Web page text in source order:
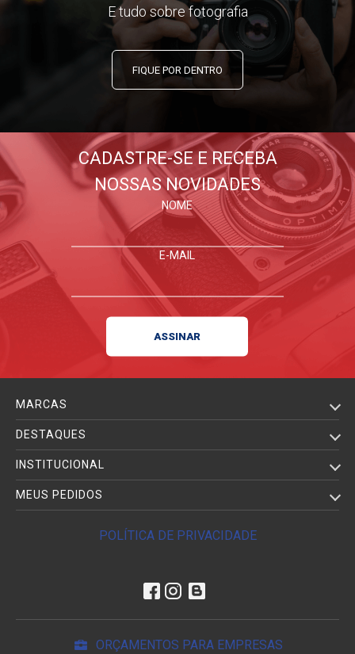
E tudo sobre fotografia
FIQUE POR DENTRO
CADASTRE-SE E RECEBA
NOSSAS NOVIDADES
NOME
E-MAIL
MARCAS
DESTAQUES
INSTITUCIONAL
MEUS PEDIDOS
POLÍTICA DE PRIVACIDADE
ORÇAMENTOS PARA EMPRESAS